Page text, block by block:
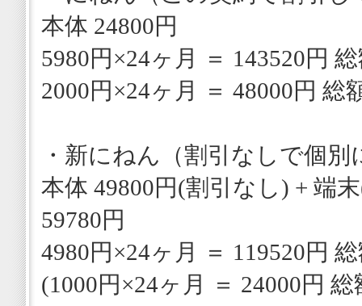
本体 24800円
5980円×24ヶ月 ＝ 143520円
2000円×24ヶ月 ＝ 48000円 総
・新にねん（割引なしで個
本体 49800円(割引なし) + 端
59780円
4980円×24ヶ月 ＝ 119520円
(1000円×24ヶ月 ＝ 24000円 総